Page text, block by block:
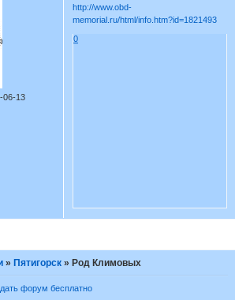
06-13
http://www.obd-
memorial.ru/html/info.htm?id=1821493
0
» Пятигорск » Род Климовых
форум бесплатно